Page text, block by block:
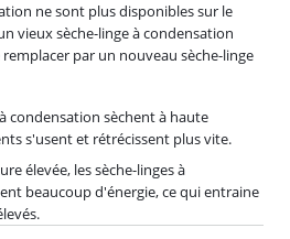
ne sont plus disponibles sur le
vieux sèche-linge à condensation
par un nouveau sèche-linge
condensation sèchent à haute
s'usent et rétrécissent plus vite.
élevée, les sèche-linges à
beaucoup d'énergie, ce qui entraine